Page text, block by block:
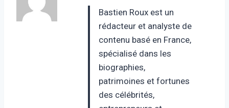
Bastien Roux est un
rédacteur et analyste de
contenu basé en France,
spécialisé dans les
biographies,
patrimoines et fortunes
des célébrités,